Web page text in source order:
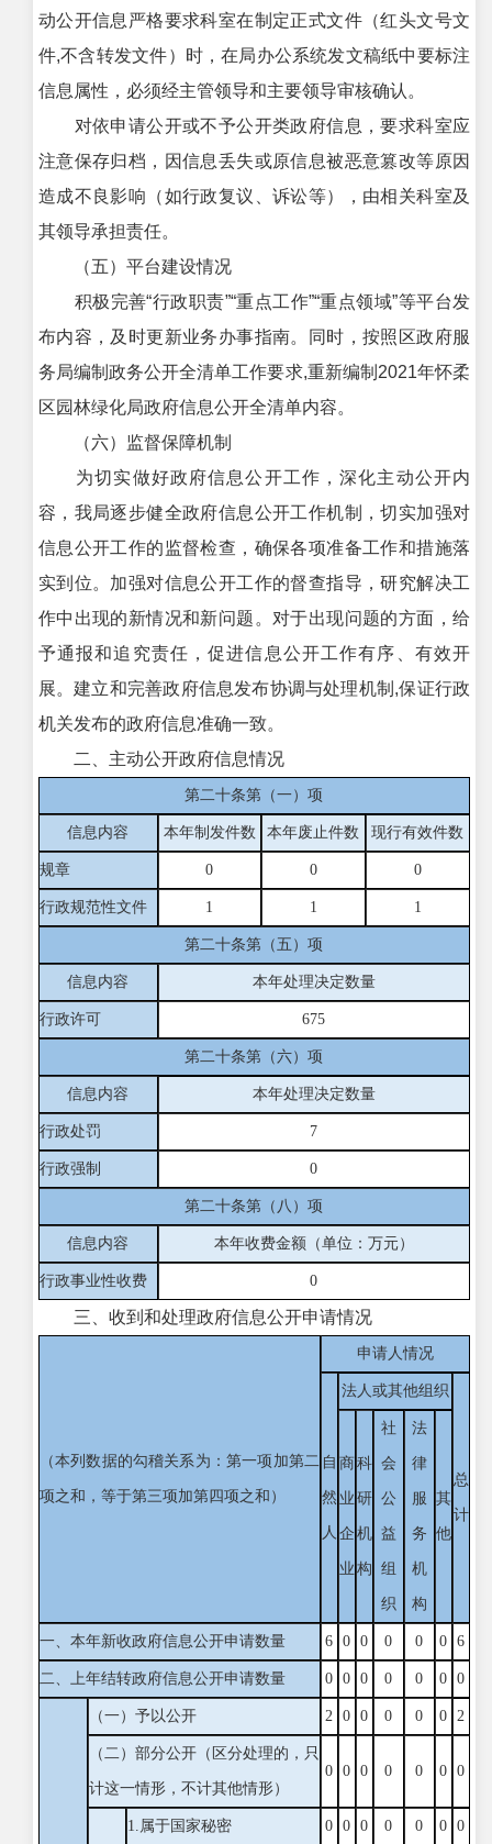
动公开信息严格要求科室在制定正式文件（红头文号文
件,不含转发文件）时，在局办公系统发文稿纸中要标注
信息属性，必须经主管领导和主要领导审核确认。
对依申请公开或不予公开类政府信息，要求科室应
注意保存归档，因信息丢失或原信息被恶意篡改等原因
造成不良影响（如行政复议、诉讼等），由相关科室及
其领导承担责任。
（五）平台建设情况
积极完善“行政职责”“重点工作”“重点领域”等平台发
布内容，及时更新业务办事指南。同时，按照区政府服
务局编制政务公开全清单工作要求,重新编制2021年怀柔
区园林绿化局政府信息公开全清单内容。
（六）监督保障机制
为切实做好政府信息公开工作，深化主动公开内
容，我局逐步健全政府信息公开工作机制，切实加强对
信息公开工作的监督检查，确保各项准备工作和措施落
实到位。加强对信息公开工作的督查指导，研究解决工
作中出现的新情况和新问题。对于出现问题的方面，给
予通报和追究责任，促进信息公开工作有序、有效开
展。建立和完善政府信息发布协调与处理机制,保证行政
机关发布的政府信息准确一致。
二、主动公开政府信息情况
第二十条第（一）项
信息内容 本年制发件数 本年废止件数 现行有效件数
规章 0 0 0
行政规范性文件 1 1 1
第二十条第（五）项
信息内容 本年处理决定数量
行政许可 675
第二十条第（六）项
信息内容 本年处理决定数量
行政处罚 7
行政强制 0
第二十条第（八）项
信息内容 本年收费金额（单位：万元）
行政事业性收费 0
三、收到和处理政府信息公开申请情况
（本列数据的勾稽关系为：第一项加第二
项之和，等于第三项加第四项之和）
申请人情况
自
然
人
法人或其他组织
总
计
商
业
企
业
科
研
机
构
社
会
公
益
组
织
法
律
服
务
机
构
其
他
一、本年新收政府信息公开申请数量 6 0 0 0 0 0 6
二、上年结转政府信息公开申请数量 0 0 0 0 0 0 0
（一）予以公开 2 0 0 0 0 0 2
（二）部分公开（区分处理的，只
计这一情形，不计其他情形）
0 0 0 0 0 0 0
1.属于国家秘密 0 0 0 0 0 0 0